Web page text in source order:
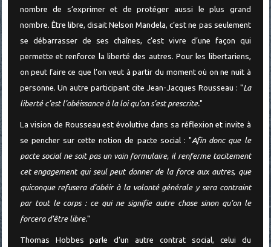
nombre de s’exprimer et de protéger aussi le plus grand
nombre. Être libre, disait Nelson Mandela, c’est ne pas seulement
se débarrasser de ses chaînes, c’est vivre d’une façon qui
permette et renforce la liberté des autres. Pour les libertariens,
on peut faire ce que l’on veut à partir du moment où on ne nuit à
personne. Un autre participant cite Jean-Jacques Rousseau : "La
liberté c’est l’obéissance à la loi qu’on s’est prescrite."
La vision de Rousseau est évolutive dans sa réflexion et invite à
se pencher sur cette notion de pacte social : "Afin donc que le
pacte social ne soit pas un vain formulaire, il renferme tacitement
cet engagement qui seul peut donner de la force aux autres, que
quiconque refusera d’obéir à la volonté générale y sera contraint
par tout le corps : ce qui ne signifie autre chose sinon qu’on le
forcera d’être libre."
Thomas Hobbes parle d’un autre contrat social, celui du